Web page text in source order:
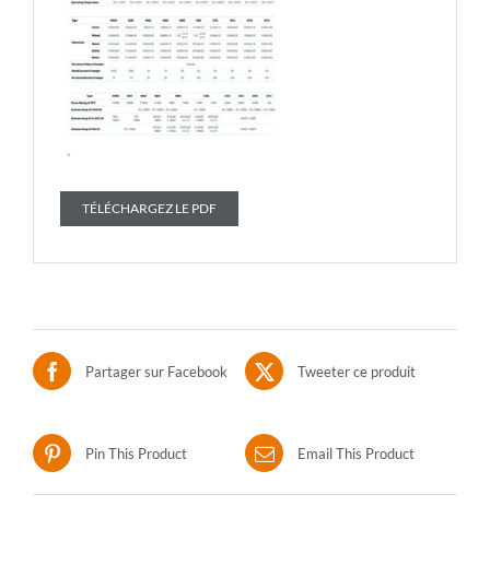
TÉLÉCHARGEZ LE PDF
Partager sur Facebook Tweeter ce produit
Pin This Product Email This Product